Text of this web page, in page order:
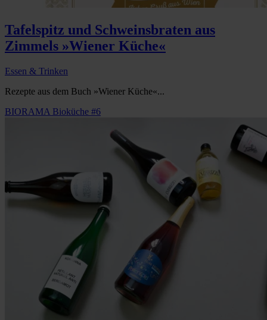
Tafelspitz und Schweinsbraten aus
Zimmels »Wiener Küche«
Essen & Trinken
Rezepte aus dem Buch »Wiener Küche«...
BIORAMA Bioküche #6